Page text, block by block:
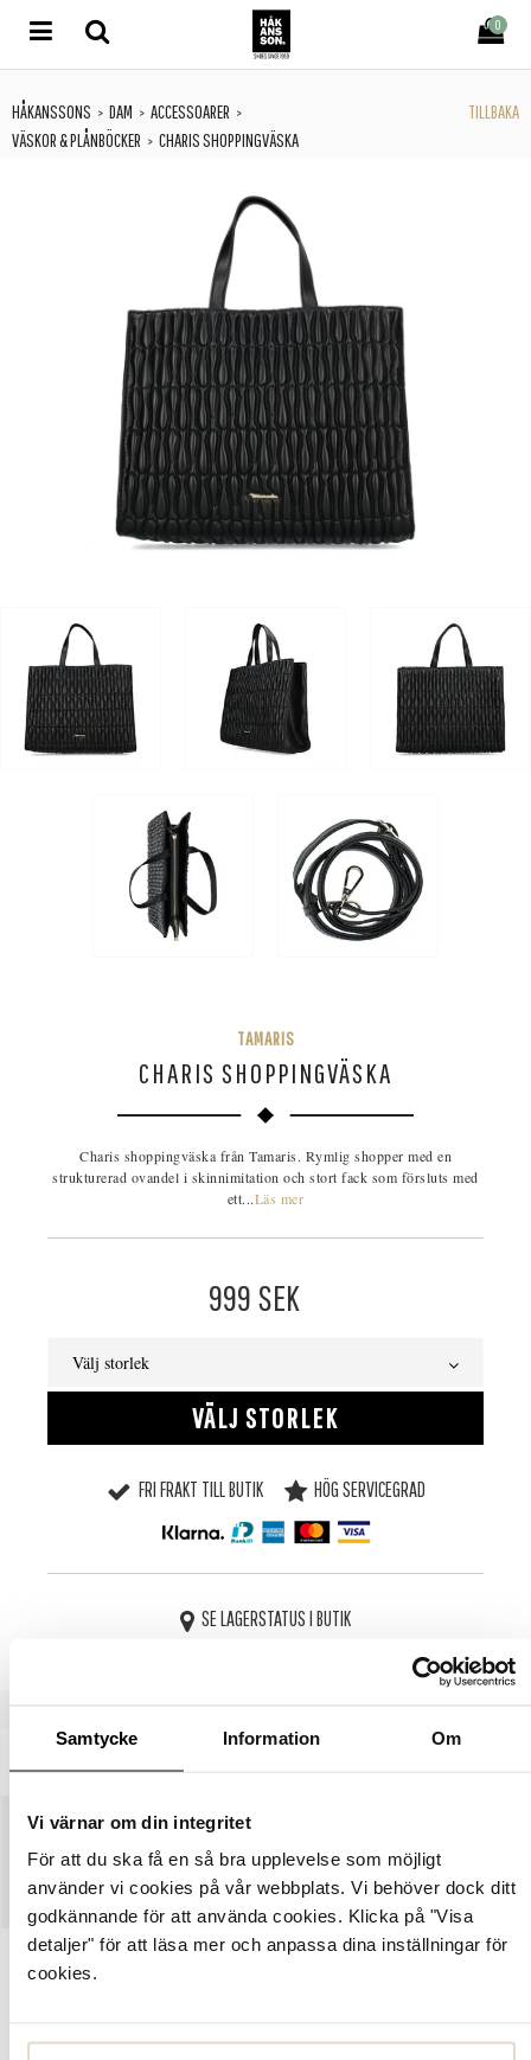
Samtycke Information Om
Vi värnar om din integritet
För att du ska få en så bra upplevelse som möjligt
använder vi cookies på vår webbplats. Vi behöver dock ditt
godkännande för att använda cookies. Klicka på "Visa
detaljer" för att läsa mer och anpassa dina inställningar för
cookies.
0
HÅKANSSONS > DAM > ACCESSOARER >
VÄSKOR & PLÅNBÖCKER > CHARIS SHOPPINGVÄSKA
TILLBAKA
TAMARIS
CHARIS SHOPPINGVÄSKA
Charis shoppingväska från Tamaris. Rymlig shopper med en
strukturerad ovandel i skinnimitation och stort fack som försluts med
ett...Läs mer
999 SEK
Välj storlek
VÄLJ STORLEK
FRI FRAKT TILL BUTIK HÖG SERVICEGRAD
SE LAGERSTATUS I BUTIK
STORLEKSGUIDE
SKÖTSELRÅD
Artikelnummer:
strukturerad ovandel i skinnimitation och stort fack som försluts